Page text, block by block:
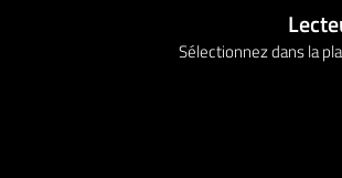
Sélectionnez dans la